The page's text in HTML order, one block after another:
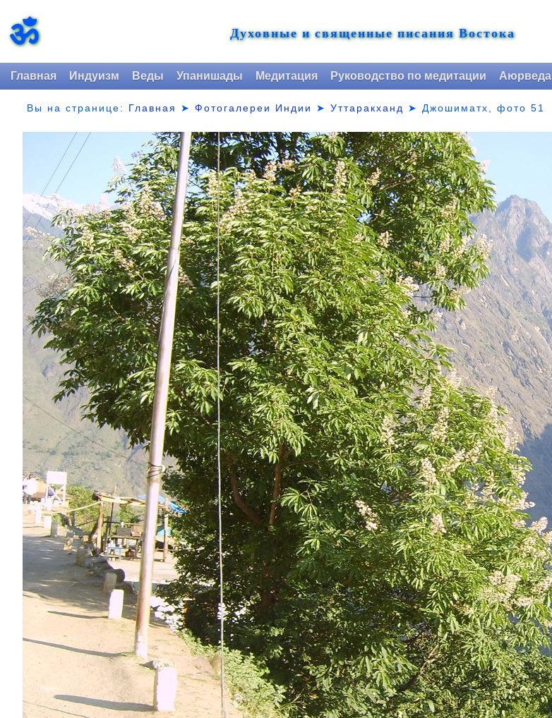
ॐ Духовные и священные писания Востока
Главная Индуизм Веды Упанишады Медитация Руководство по медитации Аюрведа
Вы на странице: Главная ➤Фотогалереи Индии ➤Уттаракханд ➤ Джошиматх, фото 51